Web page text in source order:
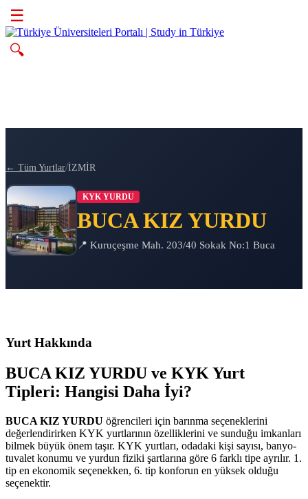
☰
🔍
← Tüm Yurtlar/İZMİR
KYK YURDU
BUCA KIZ YURDU
📍 Kuruçeşme Mah. 203/40 Sokak No:1 Buca
Yurt Hakkında
BUCA KIZ YURDU ve KYK Yurt
Tipleri: Hangisi Daha İyi?
BUCA KIZ YURDU öğrencileri için barınma seçeneklerini
değerlendirirken KYK yurtlarının özelliklerini ve sunduğu imkanları
bilmek büyük önem taşır. KYK yurtları, odadaki kişi sayısı, banyo-
tuvalet konumu ve yurdun fiziki şartlarına göre 6 farklı tipe ayrılır. 1.
tip en ekonomik seçenekken, 6. tip konforun en yüksek olduğu
seçenektir.